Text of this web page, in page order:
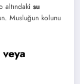
altındaki su
Musluğun kolunu